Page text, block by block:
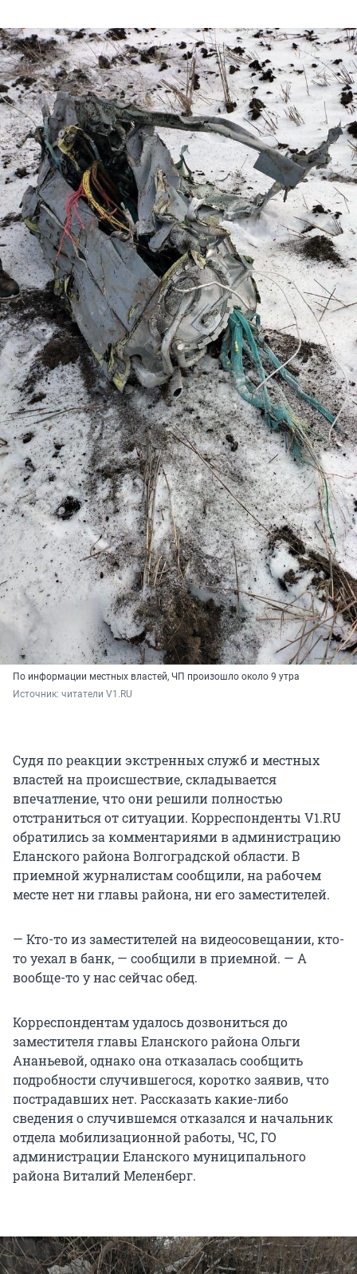
По информации местных властей, ЧП произошло около 9 утра
Источник: читатели V1.RU
Судя по реакции экстренных служб и местных
властей на происшествие, складывается
впечатление, что они решили полностью
отстраниться от ситуации. Корреспонденты V1.RU
обратились за комментариями в администрацию
Еланского района Волгоградской области. В
приемной журналистам сообщили, на рабочем
месте нет ни главы района, ни его заместителей.
— Кто-то из заместителей на видеосовещании, кто-
то уехал в банк, — сообщили в приемной. — А
вообще-то у нас сейчас обед.
Корреспондентам удалось дозвониться до
заместителя главы Еланского района Ольги
Ананьевой, однако она отказалась сообщить
подробности случившегося, коротко заявив, что
пострадавших нет. Рассказать какие-либо
сведения о случившемся отказался и начальник
отдела мобилизационной работы, ЧС, ГО
администрации Еланского муниципального
района Виталий Меленберг.